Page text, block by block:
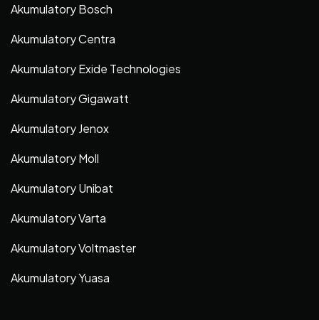
Akumulatory Bosch
Akumulatory Centra
Akumulatory Exide Technologies
Akumulatory Gigawatt
Akumulatory Jenox
Akumulatory Moll
Akumulatory Unibat
Akumulatory Varta
Akumulatory Voltmaster
Akumulatory Yuasa